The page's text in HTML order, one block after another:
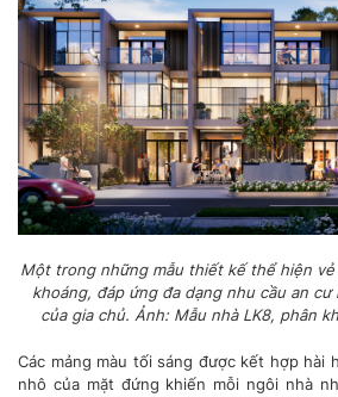
Một trong những mẫu thiết kế thể hiện vẻ
khoáng, đáp ứng đa dạng nhu cầu an
của gia chủ. Ảnh: Mẫu nhà LK8, phân
Các mảng màu tối sáng được kết hợp hài
nhô của mặt đứng khiến mỗi ngôi nhà